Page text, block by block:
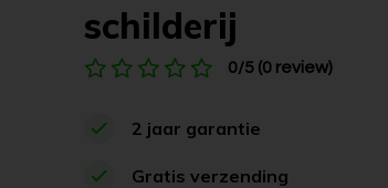
schilderij
0/5 (0 review)
2 jaar garantie
Gratis verzending